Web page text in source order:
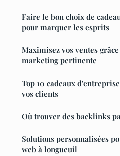
Faire le bon choix de
pour marquer les esprits
Maximisez vos ventes
marketing pertinente
Top 10 cadeaux
vos clients
Où trouver des backlinks
Solutions personnalisées
web à longueuil